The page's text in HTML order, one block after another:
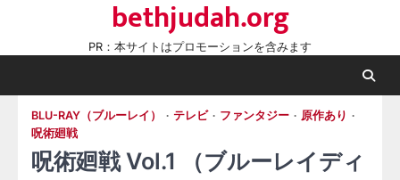
content
bethjudah.org
PR：本サイトはプロモーションを含みます
BLU-RAY（ブルーレイ） テレビ ファンタジー
原作あり
呪術廻戦
呪術廻戦 Vol.1 （ブルーレイディ